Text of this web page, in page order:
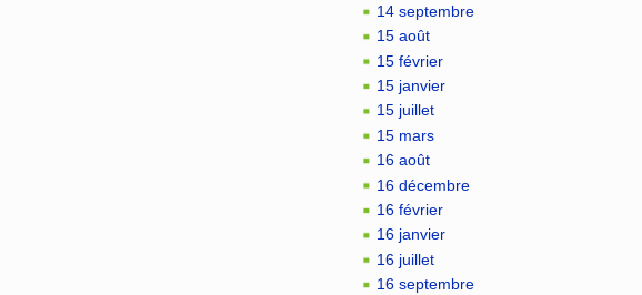
14 septembre
15 août
15 février
15 janvier
15 juillet
15 mars
16 août
16 décembre
16 février
16 janvier
16 juillet
16 septembre